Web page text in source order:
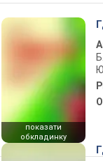
показати
обкладинку